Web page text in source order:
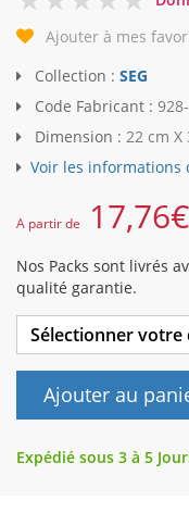
Ajouter à mes
Collection : SEG
Code Fabricant :
Dimension : 22 cm X
Voir les informations
A partir de 17,76€
Nos Packs sont livrés
qualité garantie.
Sélectionner votre
Ajouter au
Expédié sous 3 à 5